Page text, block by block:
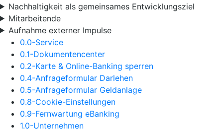
Nachhaltigkeit als gemeinsames Entwicklungsziel
Mitarbeitende
Aufnahme externer Impulse
0.0-Service
0.1-Dokumentencenter
0.2-Karte & Online-Banking sperren
0.4-Anfrageformular Darlehen
0.5-Anfrageformular Geldanlage
0.8-Cookie-Einstellungen
0.9-Fernwartung eBanking
1.0-Unternehmen